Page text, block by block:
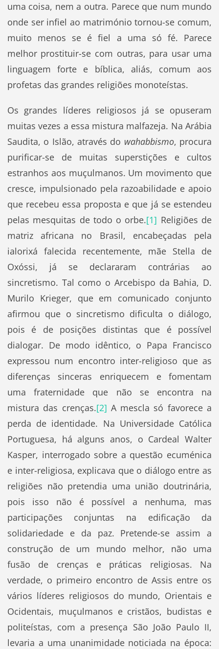
uma coisa, nem a outra. Parece que num mundo
onde ser infiel ao matrimónio tornou-se comum,
muito menos se é fiel a uma só fé. Parece
melhor prostituir-se com outras, para usar uma
linguagem forte e bíblica, aliás, comum aos
profetas das grandes religiões monoteístas.
Os grandes líderes religiosos já se opuseram
muitas vezes a essa mistura malfazeja. Na Arábia
Saudita, o Islão, através do wahabbismo, procura
purificar-se de muitas superstições e cultos
estranhos aos muçulmanos. Um movimento que
cresce, impulsionado pela razoabilidade e apoio
que recebeu essa proposta e que já se estendeu
pelas mesquitas de todo o orbe.[1] Religiões de
matriz africana no Brasil, encabeçadas pela
ialorixá falecida recentemente, mãe Stella de
Oxóssi, já se declararam contrárias ao
sincretismo. Tal como o Arcebispo da Bahia, D.
Murilo Krieger, que em comunicado conjunto
afirmou que o sincretismo dificulta o diálogo,
pois é de posições distintas que é possível
dialogar. De modo idêntico, o Papa Francisco
expressou num encontro inter-religioso que as
diferenças sinceras enriquecem e fomentam
uma fraternidade que não se encontra na
mistura das crenças.[2] A mescla só favorece a
perda de identidade. Na Universidade Católica
Portuguesa, há alguns anos, o Cardeal Walter
Kasper, interrogado sobre a questão ecuménica
e inter-religiosa, explicava que o diálogo entre as
religiões não pretendia uma união doutrinária,
pois isso não é possível a nenhuma, mas
participações conjuntas na edificação da
solidariedade e da paz. Pretende-se assim a
construção de um mundo melhor, não uma
fusão de crenças e práticas religiosas. Na
verdade, o primeiro encontro de Assis entre os
vários líderes religiosos do mundo, Orientais e
Ocidentais, muçulmanos e cristãos, budistas e
politeístas, com a presença São João Paulo II,
levaria a uma unanimidade noticiada na época: